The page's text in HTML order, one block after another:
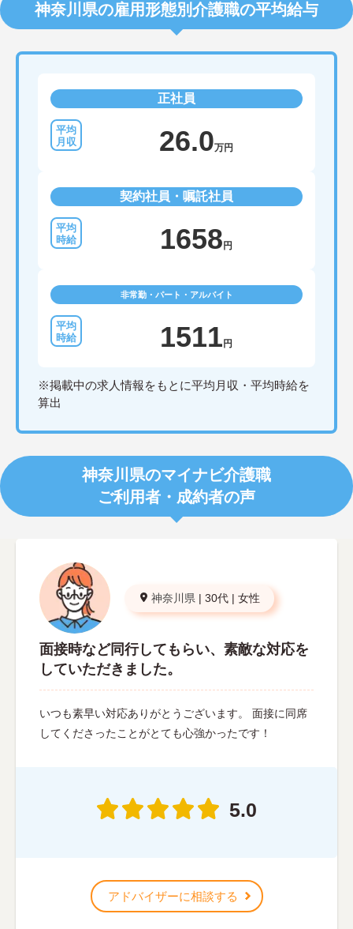
神奈川県の雇用形態別介護職の平均給与
正社員
26.0万円
契約社員・嘱託社員
1658 円
非常勤・パート・アルバイト
1511 円
※掲載中の求人情報をもとに平均月収・平均時給を
算出
神奈川県のマイナビ介護職
ご利用者・成約者の声
神奈川県 | 30代 | 女性
面接時など同行してもらい、素敵な対応を
していただきました。
いつも素早い対応ありがとうございます。 面接に同席
してくださったことがとても心強かったです！
5.0
アドバイザーに相談する